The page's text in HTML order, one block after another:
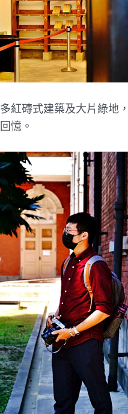
紅磚式建築及大片綠地
憶。